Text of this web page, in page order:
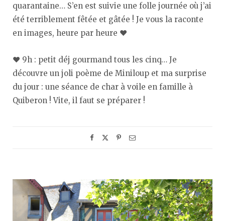
quarantaine… S’en est suivie une folle journée où j’ai
été terriblement fêtée et gâtée ! Je vous la raconte
en images, heure par heure ♥
♥ 9h : petit déj gourmand tous les cinq… Je
découvre un joli poème de Miniloup et ma surprise
du jour : une séance de char à voile en famille à
Quiberon ! Vite, il faut se préparer !